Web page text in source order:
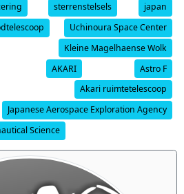
sterrenstelsels
japan
Uchinoura Space Center
Kleine Magelhaense Wolk
AKARI
Astro F
Akari ruimtetelescoop
Japanese Aerospace Exploration Agency
Science